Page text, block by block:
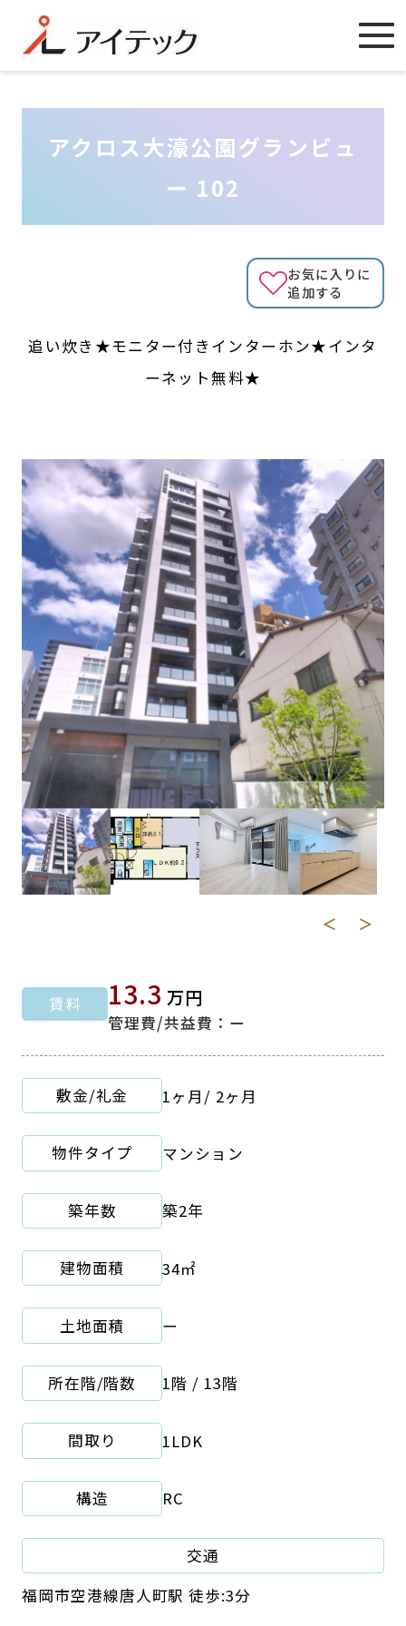
アクロス大濠公園グランビュ
ー 102
お気に入りに
追加する
追い炊き★モニター付きインターホン★インタ
ーネット無料★
＜ ＞
賃料 13.3 万円
管理費/共益費：ー
敷金/礼金 1ヶ月 / 2ヶ月
物件タイプ マンション
築年数 築2年
建物面積 34㎡
土地面積 ー
所在階/階数 1階 / 13階
間取り 1LDK
構造 RC
交通
福岡市空港線唐人町駅 徒歩:3分